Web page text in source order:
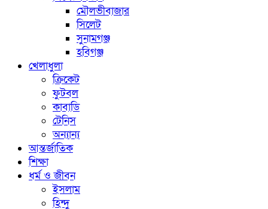
মৌলভীবাজার
সিলেট
সুনামগঞ্জ
হবিগঞ্জ
খেলাধুলা
ক্রিকেট
ফুটবল
কাবাডি
টেনিস
অন্যান্য
আন্তর্জাতিক
শিক্ষা
ধর্ম ও জীবন
ইসলাম
হিন্দু